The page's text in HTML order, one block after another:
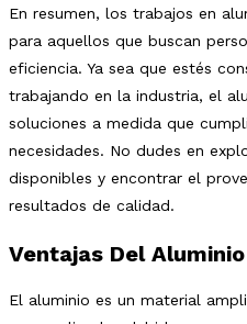
En resumen, los trabajos en
para aquellos que buscan
eficiencia. Ya sea que estés
trabajando en la industria, el
soluciones a medida que
necesidades. No dudes en
disponibles y encontrar el
resultados de calidad.
Ventajas Del Aluminio
El aluminio es un material